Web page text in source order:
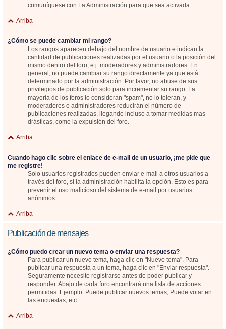
comuníquese con La Administración para que sea activada.
Arriba
¿Cómo se puede cambiar mi rango?
Los rangos aparecen debajo del nombre de usuario e indican la
cantidad de publicaciones realizadas por el usuario o la posición del
mismo dentro del foro, e.j. moderadores y administradores. En
general, no puede cambiar su rango directamente ya que está
determinado por la administración. Por favor, no abuse de sus
privilegios de publicación solo para incrementar su rango. La
mayoría de los foros lo consideran "spam", no lo toleran, y
moderadores o administradores reducirán el número de
publicaciones realizadas, llegando incluso a tomar medidas mas
drásticas, como la expulsión del foro.
Arriba
Cuando hago clic sobre el enlace de e-mail de un usuario, ¡me pide que
me registre!
Solo usuarios registrados pueden enviar e-mail a otros usuarios a
través del foro, si la administración habilita la opción. Esto es para
prevenir el uso malicioso del sistema de e-mail por usuarios
anónimos.
Arriba
Publicación de mensajes
¿Cómo puedo crear un nuevo tema o enviar una respuesta?
Para publicar un nuevo tema, haga clic en "Nuevo tema". Para
publicar una respuesta a un tema, haga clic en "Enviar respuesta".
Seguramente necesite registrarse antes de poder publicar y
responder. Abajo de cada foro encontrará una lista de acciones
permitidas. Ejemplo: Puede publicar nuevos temas, Puede votar en
las encuestas, etc.
Arriba